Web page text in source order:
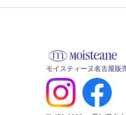
モイスティーヌ名古屋